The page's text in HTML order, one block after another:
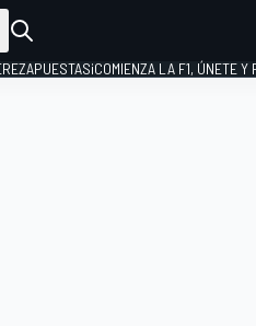
APUESTAS¡COMIENZA LA F1, ÚNETE Y